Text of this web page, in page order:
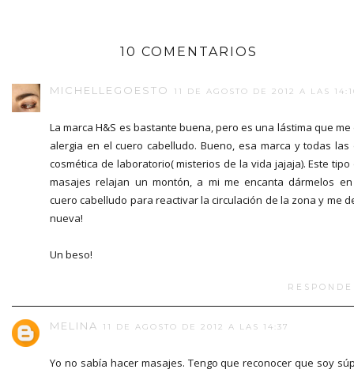
10 COMENTARIOS
MICHELLEGOESTO 11 DE AGOSTO DE 2012 A LAS
La marca H&S es bastante buena, pero es una lástima que me
alergia en el cuero cabelludo. Bueno, esa marca y todas las
cosmética de laboratorio( misterios de la vida jajaja). Este tipo
masajes relajan un montón, a mi me encanta dármelos
cuero cabelludo para reactivar la circulación de la zona y me
nueva!
Un beso!
MELINA 11 DE AGOSTO DE 2012 A LAS 14:37
Yo no sabía hacer masajes. Tengo que reconocer que soy